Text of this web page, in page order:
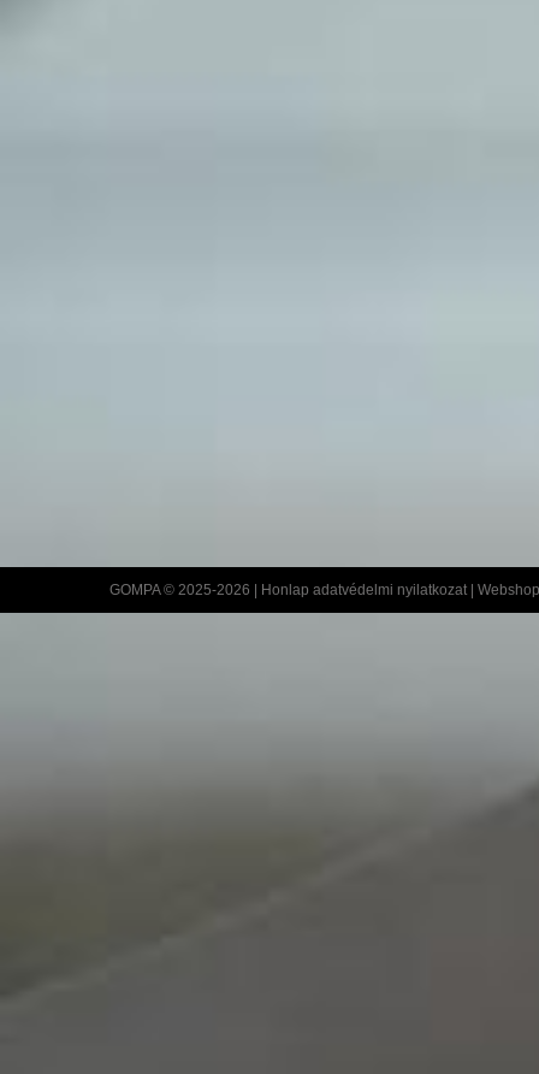
GOMPA © 2025-2026 | Honlap adatvédelmi nyilatkozat|